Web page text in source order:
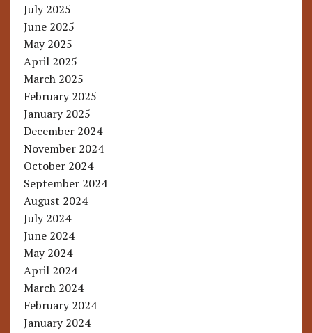
July 2025
June 2025
May 2025
April 2025
March 2025
February 2025
January 2025
December 2024
November 2024
October 2024
September 2024
August 2024
July 2024
June 2024
May 2024
April 2024
March 2024
February 2024
January 2024